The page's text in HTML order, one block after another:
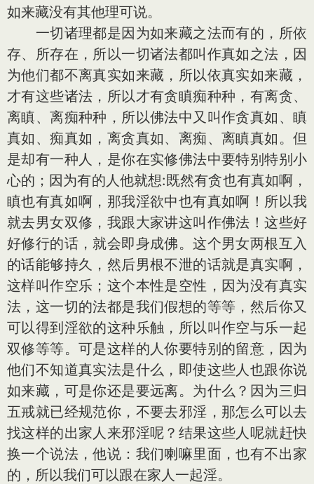
如来藏没有其他理可说。
一切诸理都是因为如来藏之法而有的，所依
存、所存在，所以一切诸法都叫作真如之法，因
为他们都不离真实如来藏，所以依真实如来藏，
才有这些诸法，所以才有贪瞋痴种种，有离贪、
离瞋、离痴种种，所以佛法中又叫作贪真如、瞋
真如、痴真如，离贪真如、离痴、离瞋真如。但
是却有一种人，是你在实修佛法中要特别特别小
心的；因为有的人他就想:既然有贪也有真如啊，
瞋也有真如啊，那我淫欲中也有真如啊！所以我
就去男女双修，我跟大家讲这叫作佛法！这些好
好修行的话，就会即身成佛。这个男女两根互入
的话能够持久，然后男根不泄的话就是真实啊，
这样叫作空乐；这个本性是空性，因为没有真实
法，这一切的法都是我们假想的等等，然后你又
可以得到淫欲的这种乐触，所以叫作空与乐一起
双修等等。可是这样的人你要特别的留意，因为
他们不知道真实法是什么，即使这些人也跟你说
如来藏，可是你还是要远离。为什么？因为三归
五戒就已经规范你，不要去邪淫，那怎么可以去
找这样的出家人来邪淫呢？结果这些人呢就赶快
换一个说法，他说：我们喇嘛里面，也有不出家
的，所以我们可以跟在家人一起淫。